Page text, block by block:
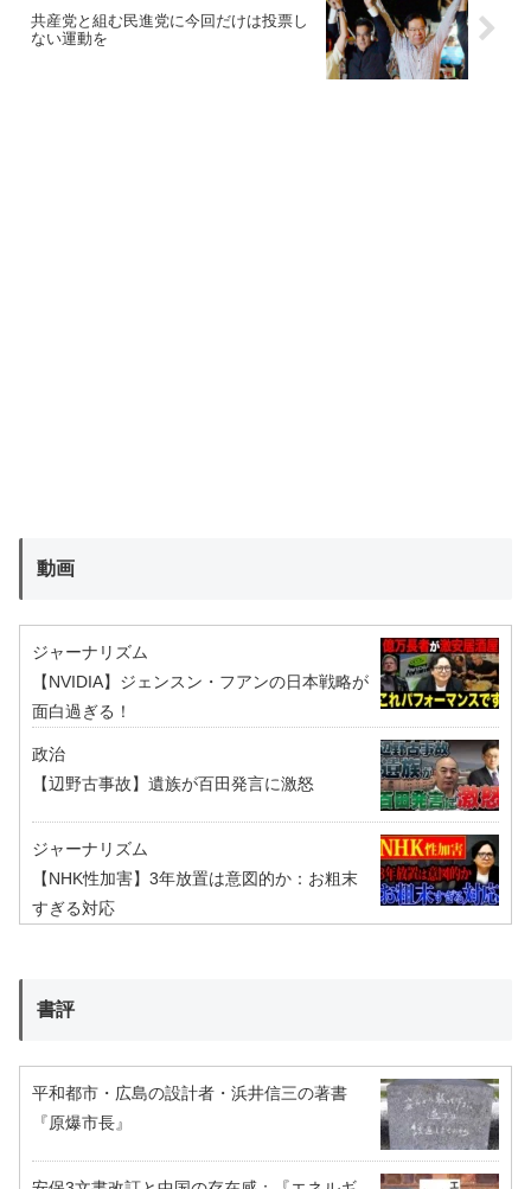
共産党と組む民進党に今回だけは投票し
ない運動を
動画
ジャーナリズム
【NVIDIA】ジェンスン・フアンの日本戦略が
面白過ぎる！
政治
【辺野古事故】遺族が百田発言に激怒
ジャーナリズム
【NHK性加害】3年放置は意図的か：お粗末
すぎる対応
書評
平和都市・広島の設計者・浜井信三の著書
『原爆市長』